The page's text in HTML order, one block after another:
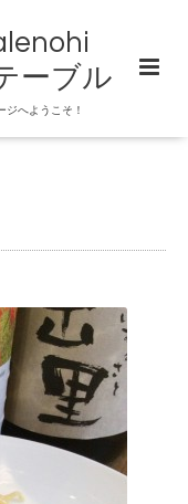
ーブル
へようこそ！